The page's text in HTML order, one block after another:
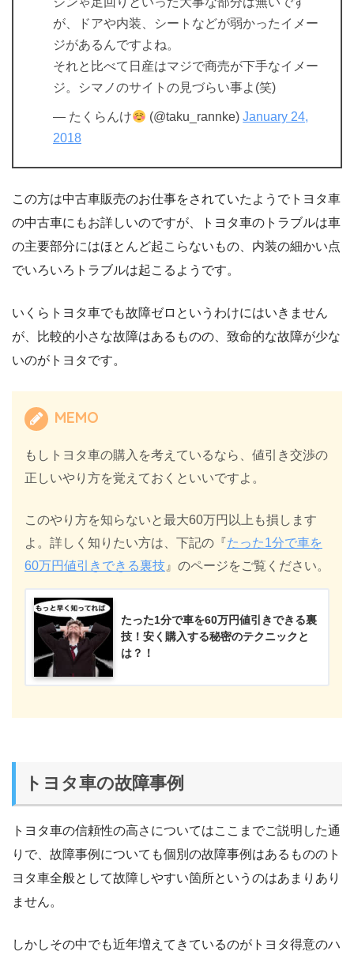
が、ドアや内装、シートなどが弱かったイメー
ジがあるんですよね。
それと比べて日産はマジで商売が下手なイメー
ジ。シマノのサイトの見づらい事よ(笑)
— たくらんけ (@taku_rannke)January 24,
2018
この方は中古車販売のお仕事をされていたようでトヨタ車
の中古車にもお詳しいのですが、トヨタ車のトラブルは車
の主要部分にはほとんど起こらないもの、内装の細かい点
でいろいろトラブルは起こるようです。
いくらトヨタ車でも故障ゼロというわけにはいきません
が、比較的小さな故障はあるものの、致命的な故障が少な
いのがトヨタです。
MEMO
もしトヨタ車の購入を考えているなら、値引き交渉の
正しいやり方を覚えておくといいですよ。
このやり方を知らないと最大60万円以上も損します
よ。詳しく知りたい方は、下記の『たった1分で車を
60万円値引きできる裏技 』のページをご覧ください。
たった1分で車を60万円値引きできる裏
技！安く購入する秘密のテクニックと
は？！
トヨタ車の故障事例
トヨタ車の信頼性の高さについてはここまでご説明した通
りで、故障事例についても個別の故障事例はあるもののト
ヨタ車全般として故障しやすい箇所というのはあまりあり
ません。
しかしその中でも近年増えてきているのがトヨタ得意のハ